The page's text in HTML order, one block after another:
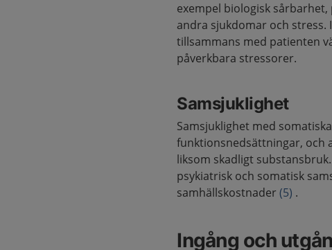
exempel biologisk
andra sjukdomar och
tillsammans med patienten
påverkbara stressorer.
Samsjuklighet
Samsjuklighet med
funktionsnedsättningar, och
liksom skadligt
psykiatrisk och somatisk
samhällskostnader(5) .
Ingång och